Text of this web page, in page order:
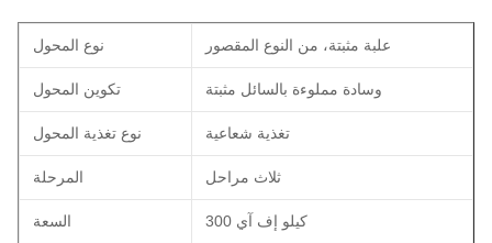
نوع المحول علبة مثبتة، من النوع المقصور
تكوين المحول وسادة مملوءة بالسائل مثبتة
نوع تغذية المحول تغذية شعاعية
المرحلة ثلاث مراحل
السعة 300 كيلو إف آي